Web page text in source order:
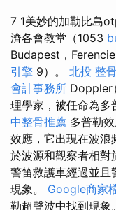
7 1美妙的加勒比島
濟各會教堂（1053
Budapest，
引擎 9）。 北投 整骨
會計事務所 Doppler
理學家，被任命為多
中整骨推薦 多普勒
效應，它出現在波浪
於波源和觀察者相對
警笛救護車經過並且
現象。 Google商家
勒超聲波中找到現